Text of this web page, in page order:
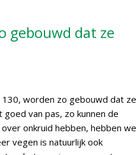
gebouwd dat ze
130, worden zo gebouwd dat ze
van pas, zo kunnen de
onkruid hebben, hebben we
vegen is natuurlijk ook